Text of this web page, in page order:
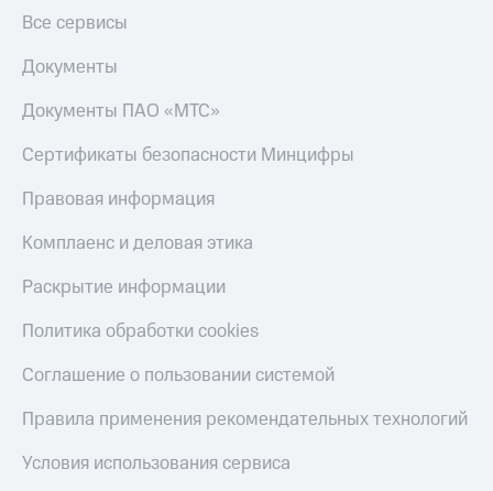
Все сервисы
Документы
Документы ПАО «МТС»
Сертификаты безопасности Минцифры
Правовая информация
Комплаенс и деловая этика
Раскрытие информации
Политика обработки cookies
Соглашение о пользовании системой
Правила применения рекомендательных технологий
Условия использования сервиса